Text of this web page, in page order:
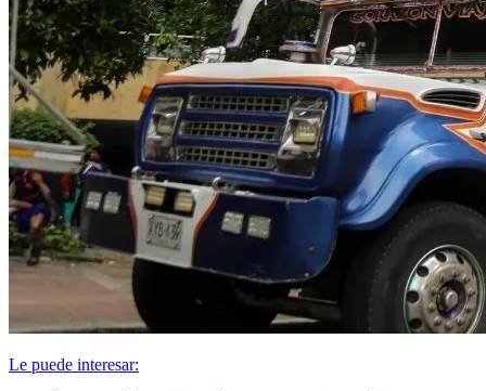
Le puede interesar: